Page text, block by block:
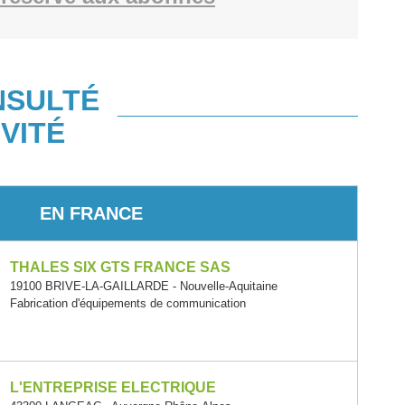
EN FRANCE
THALES SIX GTS FRANCE SAS
19100 BRIVE-LA-GAILLARDE - Nouvelle-Aquitaine
Fabrication d'équipements de communication
L'ENTREPRISE ELECTRIQUE